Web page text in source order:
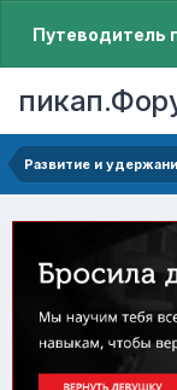
Путеводитель
Pазвитие и